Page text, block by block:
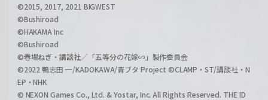
©2015, 2017, 2021 BIGWEST
©Bushiroad
©HAKAMA Inc
©Bushiroad
©春場ねぎ・講談社／「五等分の花嫁∽」製作委員会
©2022 鴨志田 一/KADOKAWA/青ブタ Project ©CLAMP・ST/講談社・N
EP・NHK
© NEXON Games Co., Ltd. & Yostar, Inc. All Rights Reserved. THE ID